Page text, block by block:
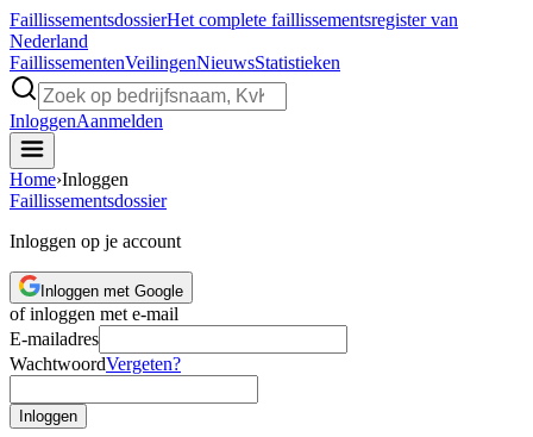
FaillissementsdossierHet complete faillissementsregister van
Nederland
FaillissementenVeilingenNieuwsStatistieken
InloggenAanmelden
Home›Inloggen
Faillissementsdossier
Inloggen op je account
Inloggen met Google
of inloggen met e-mail
E-mailadres
WachtwoordVergeten?
Inloggen